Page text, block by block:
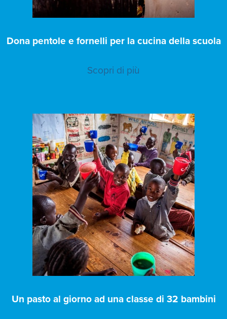
Dona pentole e fornelli per la cucina della scuola
Scopri di più
Un pasto al giorno ad una classe di 32 bambini